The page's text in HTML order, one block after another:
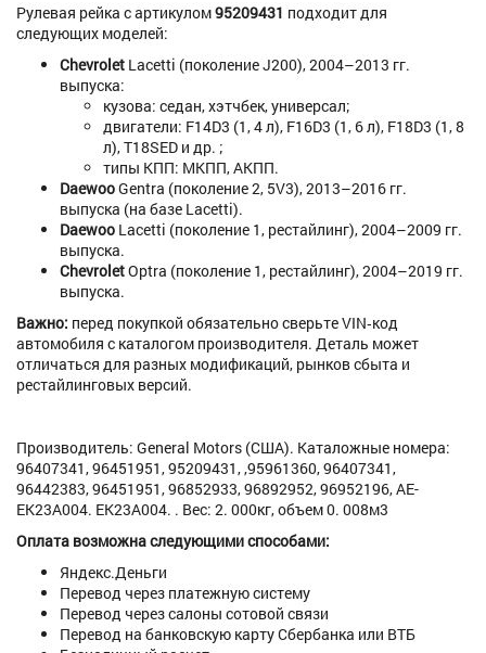
Рулевая рейка сартикулом95209431 подходит для
следующих моделей:
Chevrolet Lacetti (поколениеJ200),2004–2013 гг.
выпуска:
кузова: седан,хэтчбек,универсал;
двигатели: F14D3 (1, 4л), F16D3 (1, 6л), F18D3 (1, 8
л),T18SED и др. ;
типы КПП: МКПП,АКПП.
DaewooGentra (поколение2, 5V3),2013–2016 гг.
выпуска (на базе Lacetti).
Daewoo Lacetti (поколение 1, рестайлинг),2004–2009 гг.
выпуска.
ChevroletOptra (поколение 1, рестайлинг),2004–2019 гг.
выпуска.
Важно: перед покупкой обязательносверьтеVIN‑код
автомобиля с каталогом производителя. Деталь может
отличаться для разных модификаций, рынковсбыта и
рестайлинговых версий.
Производитель: General Motors (США). Каталожные номера:
96407341, 96451951, 95209431, ,95961360, 96407341,
96442383, 96451951, 96852933, 96892952, 96952196, AE-
EK23A004. EK23A004. . Вес: 2. 000кг, объем 0. 008м3
Оплата возможна следующими способами:
Яндекс.Деньги
Перевод через платежную систему
Перевод через салоны сотовой связи
Перевод на банковскую карту Сбербанка или ВТБ